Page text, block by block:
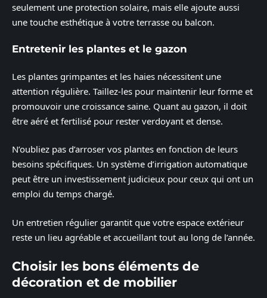
seulement une protection solaire, mais elle ajoute aussi
une touche esthétique à votre terrasse ou balcon.
Entretenir les plantes et le gazon
Les plantes grimpantes et les haies nécessitent une
attention régulière. Taillez-les pour maintenir leur forme et
promouvoir une croissance saine. Quant au gazon, il doit
être aéré et fertilisé pour rester verdoyant et dense.
N’oubliez pas d’arroser vos plantes en fonction de leurs
besoins spécifiques. Un système d’irrigation automatique
peut être un investissement judicieux pour ceux qui ont un
emploi du temps chargé.
Un entretien régulier garantit que votre espace extérieur
reste un lieu agréable et accueillant tout au long de l’année.
Choisir les bons éléments de
décoration et de mobilier